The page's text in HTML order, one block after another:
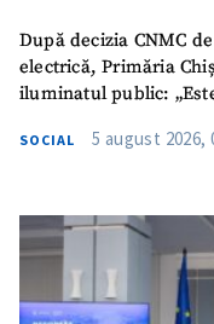
După decizia CNMC
electrică, Primăria
iluminatul public:
SOCIAL 5 august 2026,